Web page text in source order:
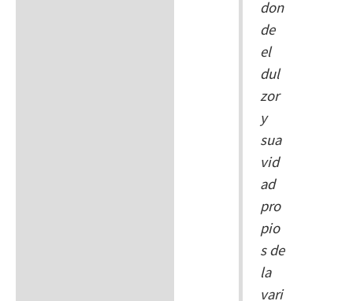
don
de
el
dul
zor
y
sua
vid
ad
pro
pio
s de
la
vari